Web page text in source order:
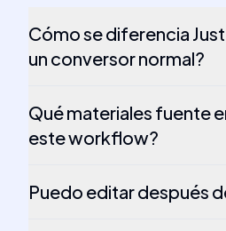
Cómo se diferencia
un conversor normal?
Qué materiales fuente
este workflow?
Puedo editar después